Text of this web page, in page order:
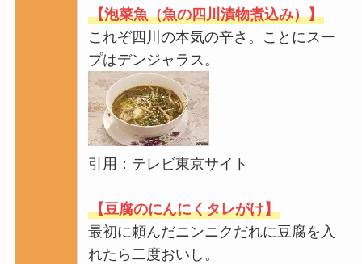
【泡菜魚（魚の四川漬物煮込み）】
これぞ四川の本気の辛さ。ことにスー
プはデンジャラス。
引用：テレビ東京サイト
【豆腐のにんにくタレがけ】
最初に頼んだニンニクだれに豆腐を入
れたら二度おいし。